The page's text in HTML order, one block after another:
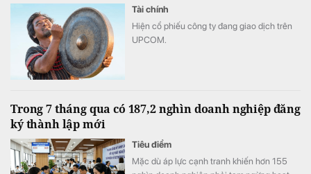
Tài chính
Hiện cổ phiếu công ty đang giao dịch trên
UPCOM.
Trong 7 tháng qua có 187,2 nghìn doanh nghiệp đăng
ký thành lập mới
Tiêu điểm
Mặc dù áp lực cạnh tranh khiến hơn 155